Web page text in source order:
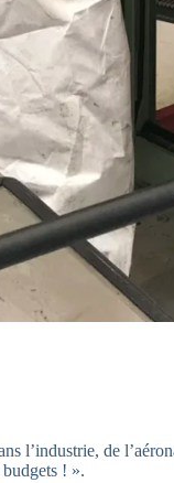
l’industrie, de
! ».